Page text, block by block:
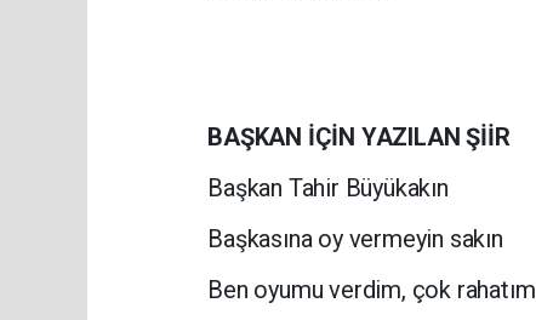
BAŞKAN İÇİN YAZILAN ŞİİR
Başkan Tahir Büyükakın
Başkasına oy vermeyin sakın
Ben oyumu verdim, çok rahatım